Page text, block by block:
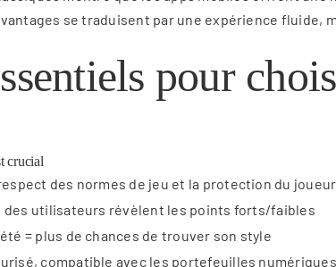
se traduisent par une expérience fluide,
pour
crucial
des normes de jeu et la protection du joueur
des utilisateurs révèlent les points forts/faibles
= plus de chances de trouver son style
compatible avec les portefeuilles numériques